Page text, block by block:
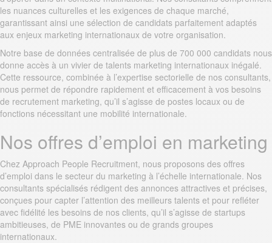
les nuances culturelles et les exigences de chaque marché,
garantissant ainsi une sélection de candidats parfaitement adaptés
aux enjeux marketing internationaux de votre organisation.
Notre base de données centralisée de plus de 700 000 candidats nous
donne accès à un vivier de talents marketing internationaux inégalé.
Cette ressource, combinée à l’expertise sectorielle de nos consultants,
nous permet de répondre rapidement et efficacement à vos besoins
de recrutement marketing, qu’il s’agisse de postes locaux ou de
fonctions nécessitant une mobilité internationale.
Nos offres d’emploi en marketing
Chez Approach People Recruitment, nous proposons des offres
d’emploi dans le secteur du marketing à l’échelle internationale. Nos
consultants spécialisés rédigent des annonces attractives et précises,
conçues pour capter l’attention des meilleurs talents et pour refléter
avec fidélité les besoins de nos clients, qu’il s’agisse de startups
ambitieuses, de PME innovantes ou de grands groupes
internationaux.